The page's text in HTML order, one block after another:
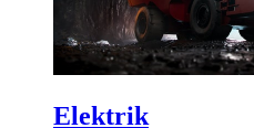
Elektrik